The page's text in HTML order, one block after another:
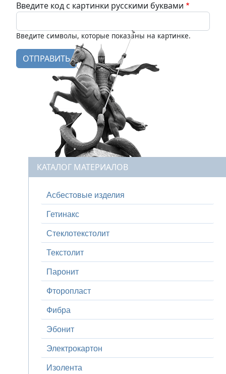
Введите код с картинки русскими буквами
Введите символы, которые показаны на картинке.
КАТАЛОГ МАТЕРИАЛОВ
Асбестовые изделия
Гетинакс
Стеклотекстолит
Текстолит
Паронит
Фторопласт
Фибра
Эбонит
Электрокартон
Изолента